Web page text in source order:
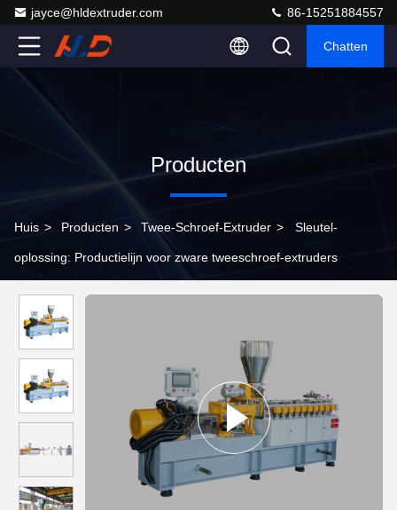
jayce@hldextruder.com 86-15251884557
Chatten
Producten
Huis > Producten > Twee-Schroef-Extruder > Sleutel-
oplossing: Productielijn voor zware tweeschroef-extruders